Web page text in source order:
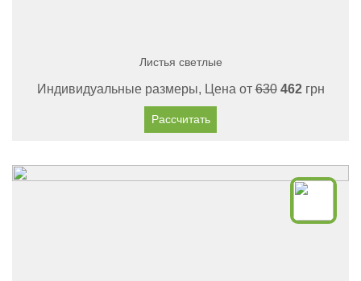
Листья светлые
Индивидуальные размеры, Цена от630 462грн
Рассчитать